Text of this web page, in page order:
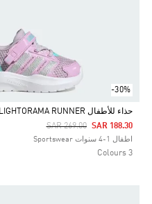
-30%
Selected
حذاء للأطفال LIGHTORAMA RUNNER
Price Reduced From
SAR 269.00ToSAR 188.30
اطفال 1-4 سنوات Sportswear
3 Colours